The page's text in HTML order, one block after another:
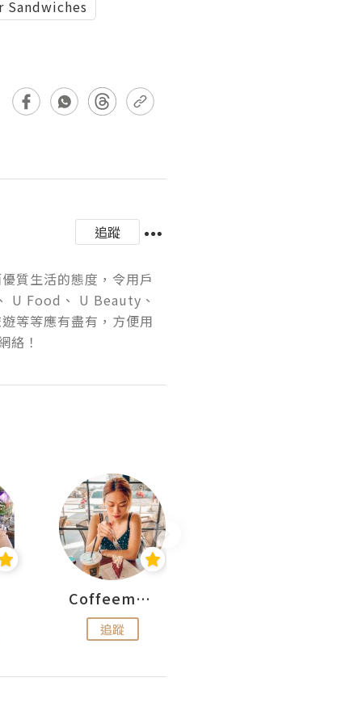
追蹤
質生活的態度，令用戶
U Food、 U Beauty、
等等應有盡有，方便用
絡！
Coffeemeetjojo
追蹤